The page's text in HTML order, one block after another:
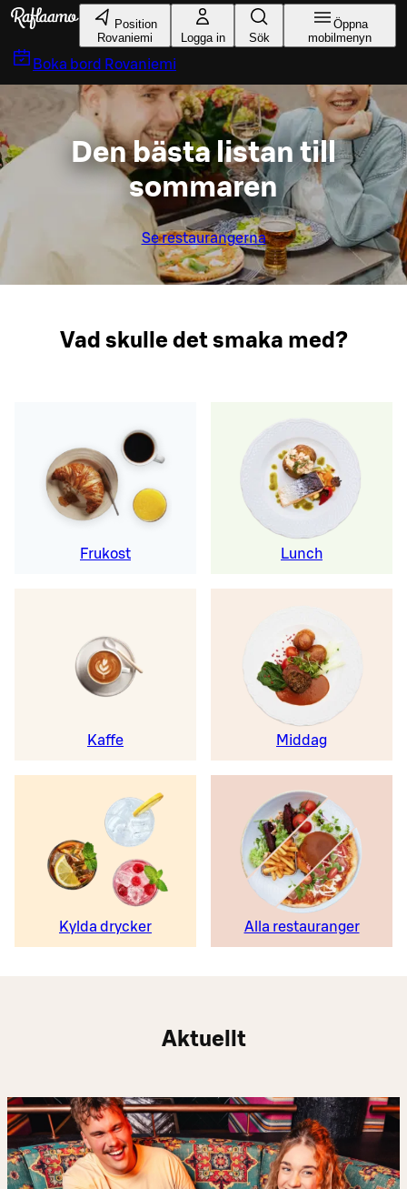
Gå till huvudinnehållet
Position
Rovaniemi
Logga in Sök
Öppna
mobilmenyn
Boka bord Rovaniemi
Den bästa listan till
sommaren
Se restaurangerna
Vad skulle det smaka med?
Frukost Lunch
Kaffe Middag
Kylda drycker Alla restauranger
Aktuellt